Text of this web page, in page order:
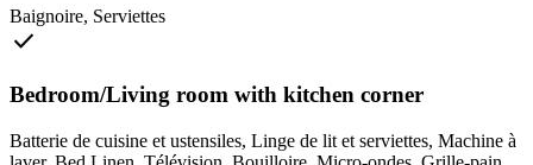
Baignoire, Serviettes
check
Bedroom/Living room with kitchen corner
Batterie de cuisine et ustensiles, Linge de lit et serviettes, Machine à